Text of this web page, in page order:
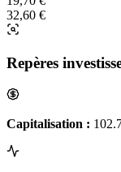
32,60 €
Repères
Capitalisation :